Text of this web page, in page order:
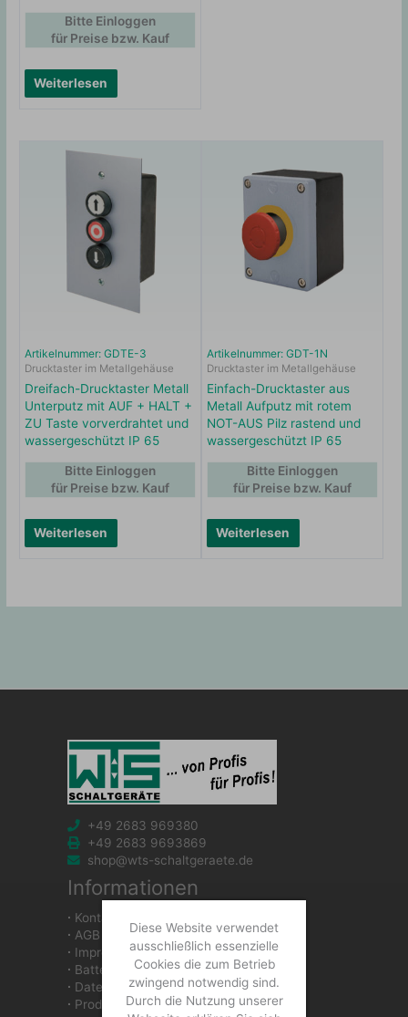
Weiterlesen
Bitte Einloggen
für Preise bzw. Kauf
Artikelnummer: GDTE-3
Drucktaster im Metallgehäuse
Dreifach-Drucktaster Metall
Unterputz mit AUF + HALT +
ZU Taste vorverdrahtet und
wassergeschützt IP 65
Weiterlesen
Bitte Einloggen
für Preise bzw. Kauf
Artikelnummer: GDT-1N
Drucktaster im Metallgehäuse
Einfach-Drucktaster aus
Metall Aufputz mit rotem
NOT-AUS Pilz rastend und
wassergeschützt IP 65
Weiterlesen
Bitte Einloggen
für Preise bzw. Kauf
+49 2683 969380
+49 2683 9693869
shop@wts-schaltgeraete.de
Informationen
∙ Kontakt
∙ AGB
∙ Impressum
∙ Batteriegesetzhinweise
∙ Datenschutzerklärung
∙ Produkte
Diese Website verwendet
ausschließlich essenzielle
Cookies die zum Betrieb
zwingend notwendig sind.
Durch die Nutzung unserer